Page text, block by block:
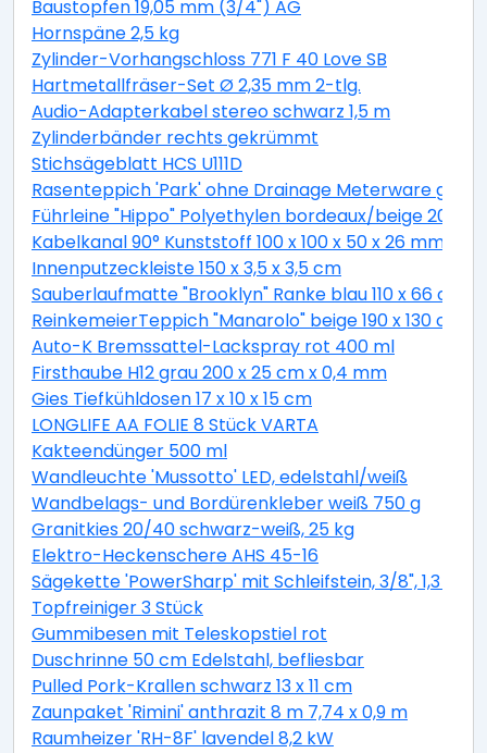
Baustopfen 19,05 mm (3/4") AG
Hornspäne 2,5 kg
Zylinder-Vorhangschloss 771 F 40 Love SB
Hartmetallfräser-Set Ø 2,35 mm 2-tlg.
Audio-Adapterkabel stereo schwarz 1,5 m
Zylinderbänder rechts gekrümmt
Stichsägeblatt HCS U111D
Rasenteppich 'Park' ohne Drainage Meterware
Führleine "Hippo" Polyethylen bordeaux/beige 200
Kabelkanal 90° Kunststoff 100 x 100 x 50 x 26 mm
Innenputzeckleiste 150 x 3,5 x 3,5 cm
Sauberlaufmatte "Brooklyn" Ranke blau 110 x 66 cm
ReinkemeierTeppich "Manarolo" beige 190 x 130 cm
Auto-K Bremssattel-Lackspray rot 400 ml
Firsthaube H12 grau 200 x 25 cm x 0,4 mm
Gies Tiefkühldosen 17 x 10 x 15 cm
LONGLIFE AA FOLIE 8 Stück VARTA
Kakteendünger 500 ml
Wandleuchte 'Mussotto' LED, edelstahl/weiß
Wandbelags- und Bordürenkleber weiß 750 g
Granitkies 20/40 schwarz-weiß, 25 kg
Elektro-Heckenschere AHS 45-16
Sägekette 'PowerSharp' mit Schleifstein, 3/8", 1,3
Topfreiniger 3 Stück
Gummibesen mit Teleskopstiel rot
Duschrinne 50 cm Edelstahl, befliesbar
Pulled Pork-Krallen schwarz 13 x 11 cm
Zaunpaket 'Rimini' anthrazit 8 m 7,74 x 0,9 m
Raumheizer 'RH-8F' lavendel 8,2 kW